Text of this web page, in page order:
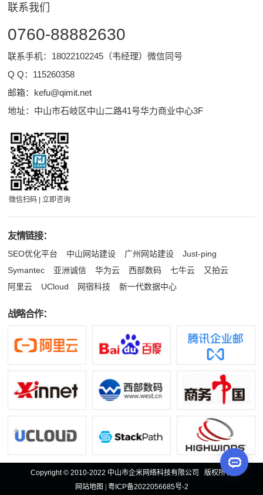
联系我们
0760-88882630
联系手机：18022102245（韦经理）微信同号
Q Q： 115260358
邮箱： kefu@qimit.net
地址：中山市石岐区中山二路41号华力商业中心3F
微信扫码 | 立即咨询
友情链接：
SEO优化平台 中山网站建设 广州网站建设
Just-ping
Symantec
亚洲诚信 华为云 西部数码 七牛云
又拍云
阿里云
UCloud 网宿科技 新一代数据中心
战略合作：
Copyright © 2010-2022 中山市企米网络科技有限公司 版权所有
网站地图
粤ICP备2022056685号-2